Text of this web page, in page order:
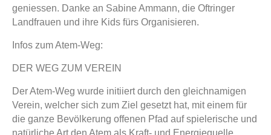
geniessen. Danke an Sabine Ammann, die Oftringer
Landfrauen und ihre Kids fürs Organisieren.
Infos zum Atem-Weg:
DER WEG ZUM VEREIN
Der Atem-Weg wurde initiiert durch den gleichnamigen
Verein, welcher sich zum Ziel gesetzt hat, mit einem für
die ganze Bevölkerung offenen Pfad auf spielerische und
natürliche Art den Atem als Kraft- und Energiequelle